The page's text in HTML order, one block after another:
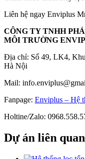
Liên hệ ngay Enviplus
CÔNG TY TNHH
MÔI TRƯỜNG
Địa chỉ: Số 49, LK4,
Hà Nội
Mail:
Fanpage: Enviplus – Hệ
Holtine/Zalo:
Dự án liên quan